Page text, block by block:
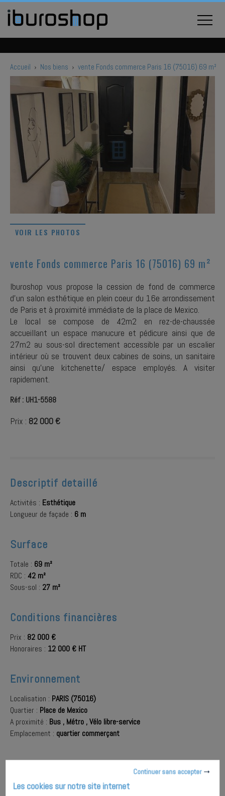
Accueil › Nos biens › vente Fonds commerce Paris 16 (75016) 69 m²
VOIR LES PHOTOS
vente Fonds commerce Paris 16 (75016) 69 m²
Iburoshop vous propose la cession de fond de commerce
d'un salon esthétique en plein coeur du 16e arrondissement
de Paris et à proximité immédiate de la place de Mexico.
Le local se compose de 42m2 en rez-de-chaussée
accueillant un espace manucure et pédicure ainsi que de
27m2 au sous-sol directement accessible par un escalier
intérieur où se trouvent deux cabines de soins, un sanitaire
ainsi qu'une kitchenette/ espace employés. A visiter
rapidement.
Réf : UH1-5588
Prix : 82 000 €
Descriptif detaillé
Activités : Esthétique
Longueur de façade : 6 m
Surface
Totale : 69 m²
RDC : 42 m²
Sous-sol : 27 m²
Conditions financières
Prix : 82 000 €
Honoraires : 12 000 € HT
Environnement
Localisation : PARIS (75016)
Quartier : Place de Mexico
A proximité : Bus , Métro ,Vélo libre-service
Emplacement : quartier commerçant
SÉLECTION UN AMI
Continuer sans accepter
Les cookies sur notre site internet